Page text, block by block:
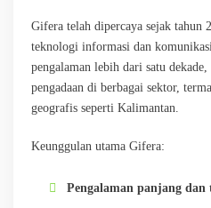
Gifera telah dipercaya sejak tahun
teknologi informasi dan
pengalaman lebih dari satu
pengadaan di berbagai sektor,
geografis seperti Kalimantan.
Keunggulan utama Gifera:
Pengalaman panjang dan